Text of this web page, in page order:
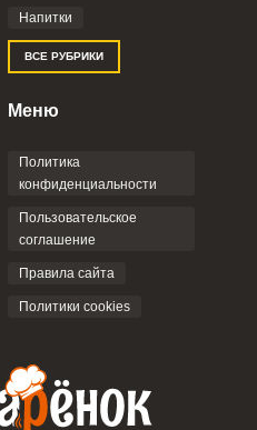
соглашаетесь с
Пользовательским
Напитки
ВСЕ РУБРИКИ
Меню
Политика
конфиденциальности
Пользовательское
соглашение
Правила сайта
Политики cookies